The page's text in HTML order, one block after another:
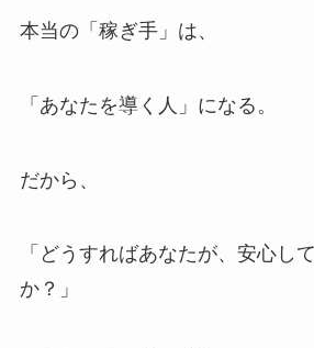
本当の「稼ぎ手」は、
「あなたを導く人」になる。
だから、
「どうすればあなたが、安心し
か？」